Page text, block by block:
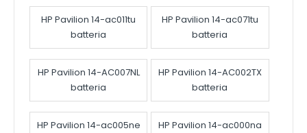
HP Pavilion 14-ac011tu
batteria
HP Pavilion 14-ac071tu
batteria
HP Pavilion 14-AC007NL
batteria
HP Pavilion 14-AC002TX
batteria
HP Pavilion 14-ac005ne
HP Pavilion 14-ac000na